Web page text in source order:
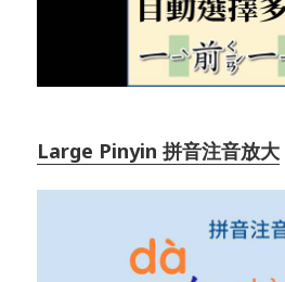
Large Pinyin 拼音注音放大